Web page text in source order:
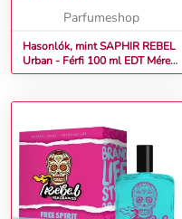
Parfumeshop
Hasonlók, mint SAPHIR REBEL
Urban - Férfi 100 ml EDT Méret:
100 ml